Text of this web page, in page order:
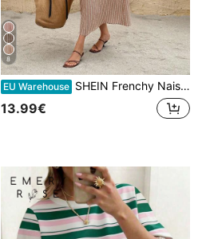
8
EU Warehouse SHEIN Frenchy Naisten raidallinen pyöreä kaula-aukkoinen lyhythihainen, vyötäröltä kiristyvä keskipituinen mekko
13.99€